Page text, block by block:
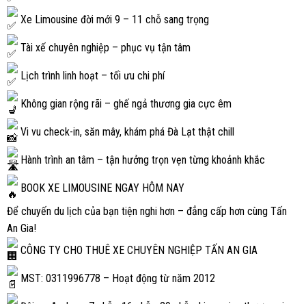
Xe Limousine đời mới 9 – 11 chỗ sang trọng
Tài xế chuyên nghiệp – phục vụ tận tâm
Lịch trình linh hoạt – tối ưu chi phí
Không gian rộng rãi – ghế ngả thương gia cực êm
Vi vu check-in, săn mây, khám phá Đà Lạt thật chill
Hành trình an tâm – tận hưởng trọn vẹn từng khoảnh khắc
BOOK XE LIMOUSINE NGAY HÔM NAY
Để chuyến du lịch của bạn tiện nghi hơn – đẳng cấp hơn cùng Tấn
An Gia!
CÔNG TY CHO THUÊ XE CHUYÊN NGHIỆP TẤN AN GIA
MST: 0311996778 – Hoạt động từ năm 2012